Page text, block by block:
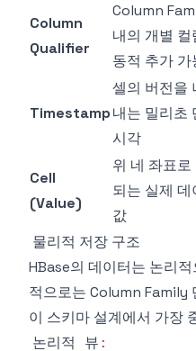
Column
Qualifier
Column
내의 개별 컬
동적 추가 가
Timestamp
셀의 버전을
내는 밀리초
시각
Cell
(Value)
위 네 좌표로
되는 실제 데
값
물리적 저장 구조
HBase의 데이터는 논리
적으로는 Column Family
이 스키마 설계에서 가장
논리적 뷰 :